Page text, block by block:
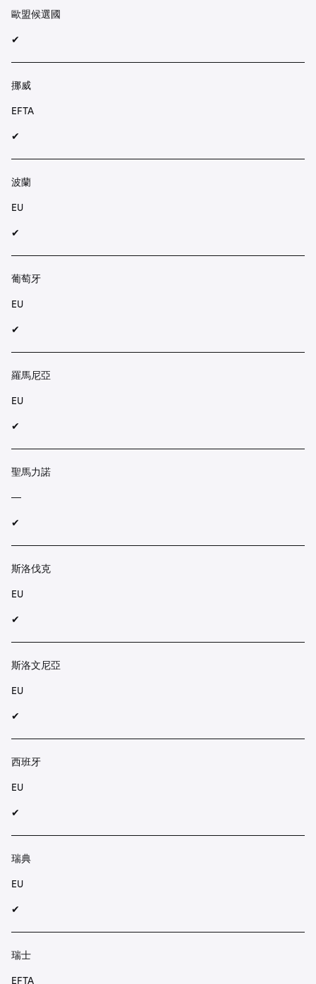
歐盟候選國
✔︎
挪威
EFTA
✔︎
波蘭
EU
✔︎
葡萄牙
EU
✔︎
羅馬尼亞
EU
✔︎
聖馬力諾
—
✔︎
斯洛伐克
EU
✔︎
斯洛文尼亞
EU
✔︎
西班牙
EU
✔︎
瑞典
EU
✔︎
瑞士
EFTA